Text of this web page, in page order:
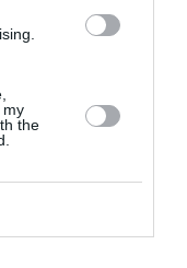
my
the
Turquie),
Patrick Ekeng
04, Allemagne),
Vincent